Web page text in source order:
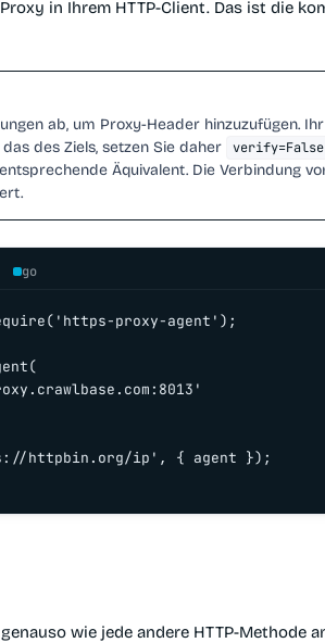
in Ihrem HTTP-Client. Das ist die
ab, um Proxy-Header hinzuzufügen.
des Ziels, setzen Sie daher
verify=False
Äquivalent. Die Verbindung
go
proxy-agent');
httpbin.org/ip', { agent });
wie jede andere HTTP-Methode